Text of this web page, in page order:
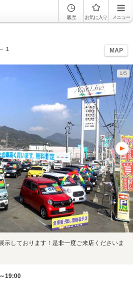
履歴 お気に入り メニュー
１ MAP
1/5
しております！是非一度ご来店くださいま
19:00